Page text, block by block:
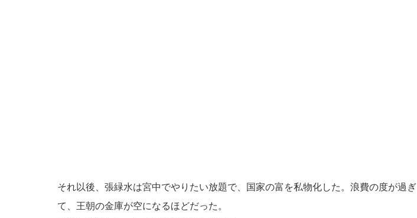
それ以後、張緑水は宮中でやりたい放題で、国家の富を私物化した。浪費の度が過ぎ
て、王朝の金庫が空になるほどだった。